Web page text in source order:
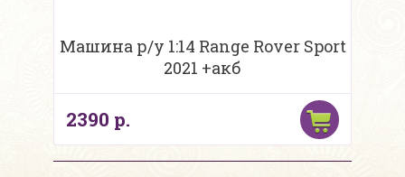
Машина р/у 1:14 Range Rover Sport
2021 +акб
2390 р.